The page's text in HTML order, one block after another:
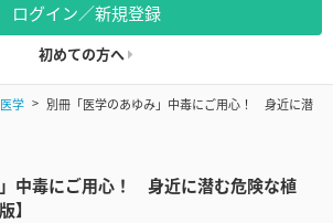
ログイン／新規登録
初めての方へ
医学
別冊「医学のあゆみ」中毒にご用心！ 身近に潜
中毒にご用心！ 身近に潜む危険な植
】